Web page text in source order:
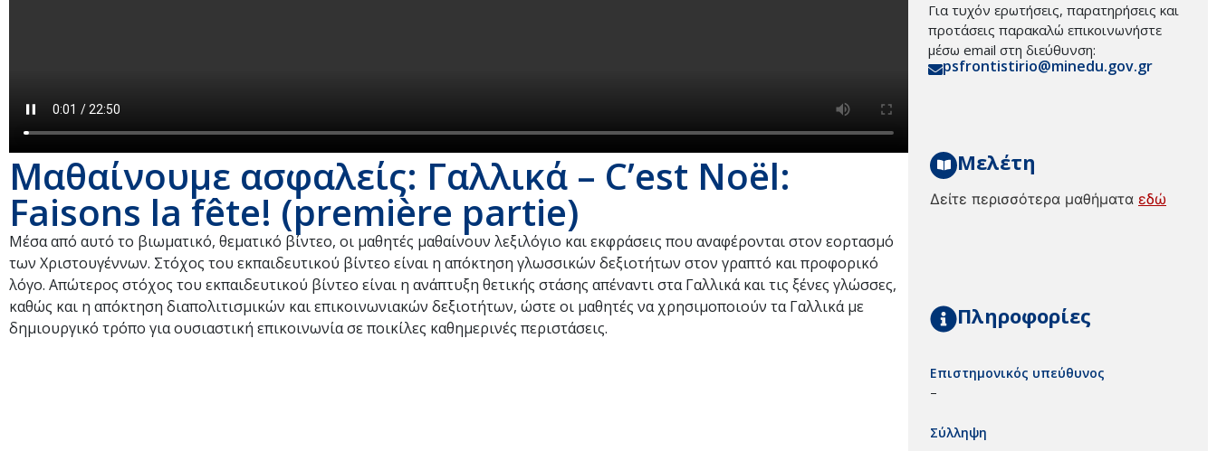
Μαθαίνουμε ασφαλείς: Γαλλικά – C’est Noël:
Faisons la fête! (première partie)
Μέσα από αυτό το βιωματικό, θεματικό βίντεο, οι μαθητές μαθαίνουν λεξιλόγιο και εκφράσεις που αναφέρονται στον εορτασμό
των Χριστουγέννων. Στόχος του εκπαιδευτικού βίντεο είναι η απόκτηση γλωσσικών δεξιοτήτων στον γραπτό και προφορικό
λόγο. Απώτερος στόχος του εκπαιδευτικού βίντεο είναι η ανάπτυξη θετικής στάσης απέναντι στα Γαλλικά και τις ξένες γλώσσες,
καθώς και η απόκτηση διαπολιτισμικών και επικοινωνιακών δεξιοτήτων, ώστε οι μαθητές να χρησιμοποιούν τα Γαλλικά με
δημιουργικό τρόπο για ουσιαστική επικοινωνία σε ποικίλες καθημερινές περιστάσεις.
Για τυχόν ερωτήσεις, παρατηρήσεις και
προτάσεις παρακαλώ επικοινωνήστε
μέσω email στη διεύθυνση:
psfrontistirio@minedu.gov.gr
Μελέτη
Δείτε περισσότερα μαθήματα εδώ
Πληροφορίες
Επιστημονικός υπεύθυνος
–
Σύλληψη